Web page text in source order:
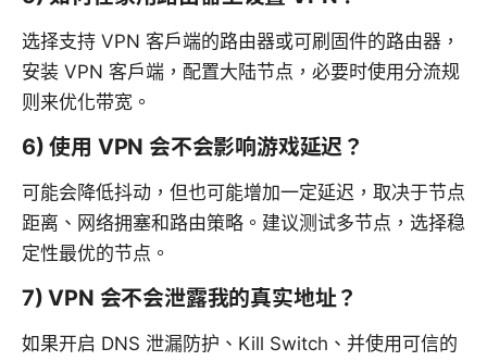
选择支持 VPN 客户端的路由器或可刷固件的路由器，
安装 VPN 客户端，配置大陆节点，必要时使用分流规
则来优化带宽。
6) 使用 VPN 会不会影响游戏延迟？
可能会降低抖动，但也可能增加一定延迟，取决于节点
距离、网络拥塞和路由策略。建议测试多节点，选择稳
定性最优的节点。
7) VPN 会不会泄露我的真实地址？
如果开启 DNS 泄漏防护、Kill Switch、并使用可信的